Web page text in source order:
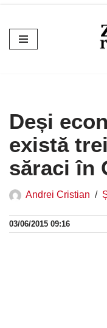
Sari
la
Deși
există
săraci în
Andrei Cristian
03/06/2015 09:16